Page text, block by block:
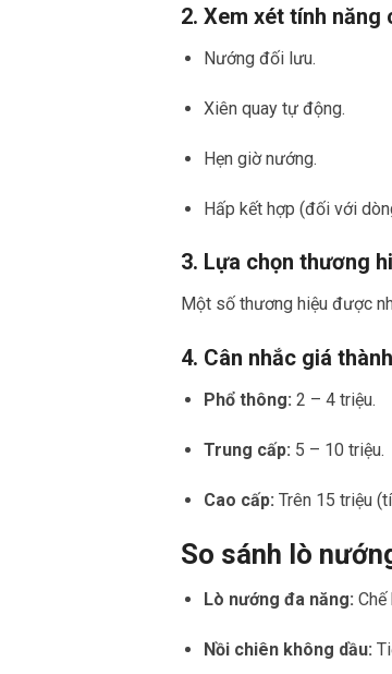
2. Xem xét tính năng
Nướng đối lưu.
Xiên quay tự động.
Hẹn giờ nướng.
Hấp kết hợp (đối với
3. Lựa chọn thương
Một số thương hiệu được
4. Cân nhắc giá thành
Phổ thông: 2 – 4 triệu.
Trung cấp: 5 – 10 triệu.
Cao cấp: Trên 15 triệu
So sánh lò
Lò nướng đa năng:
Nồi chiên không dầu: